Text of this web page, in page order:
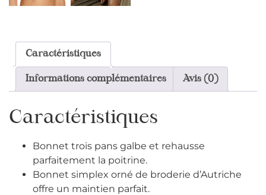
Caractéristiques
Informations complémentaires Avis (0)
Caractéristiques
Bonnet trois pans galbe et rehausse
parfaitement la poitrine.
Bonnet simplex orné de broderie d’Autriche
offre un maintien parfait.